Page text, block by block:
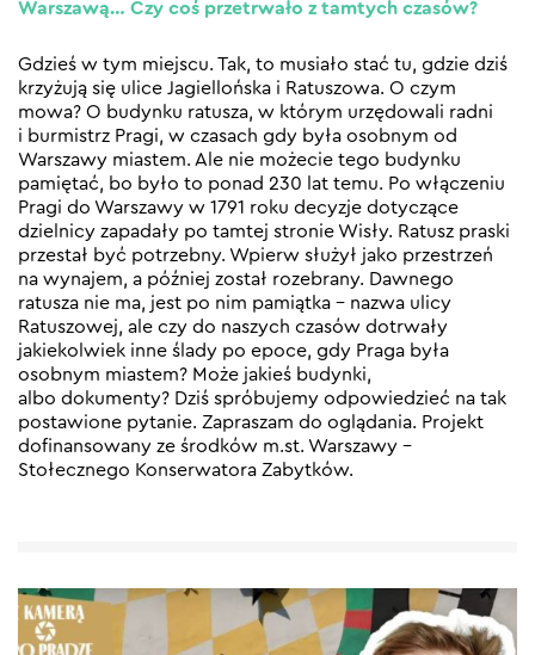
Warszawą… Czy coś przetrwało z tamtych czasów?
Gdzieś w tym miejscu. Tak, to musiało stać tu, gdzie dziś
krzyżują się ulice Jagiellońska i Ratuszowa. O czym
mowa? O budynku ratusza, w którym urzędowali radni
i burmistrz Pragi, w czasach gdy była osobnym od
Warszawy miastem. Ale nie możecie tego budynku
pamiętać, bo było to ponad 230 lat temu. Po włączeniu
Pragi do Warszawy w 1791 roku decyzje dotyczące
dzielnicy zapadały po tamtej stronie Wisły. Ratusz praski
przestał być potrzebny. Wpierw służył jako przestrzeń
na wynajem, a później został rozebrany. Dawnego
ratusza nie ma, jest po nim pamiątka – nazwa ulicy
Ratuszowej, ale czy do naszych czasów dotrwały
jakiekolwiek inne ślady po epoce, gdy Praga była
osobnym miastem? Może jakieś budynki,
albo dokumenty? Dziś spróbujemy odpowiedzieć na tak
postawione pytanie. Zapraszam do oglądania. Projekt
dofinansowany ze środków m.st. Warszawy –
Stołecznego Konserwatora Zabytków.